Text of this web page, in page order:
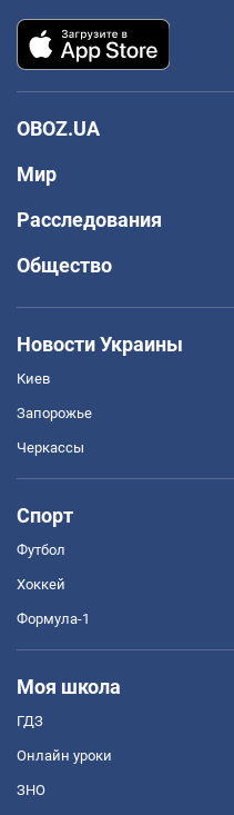
OBOZ.UA
Мир
Расследования
Общество
Новости Украины
Киев
Запорожье
Черкассы
Спорт
Футбол
Хоккей
Формула-1
Моя школа
ГДЗ
Онлайн уроки
ЗНО